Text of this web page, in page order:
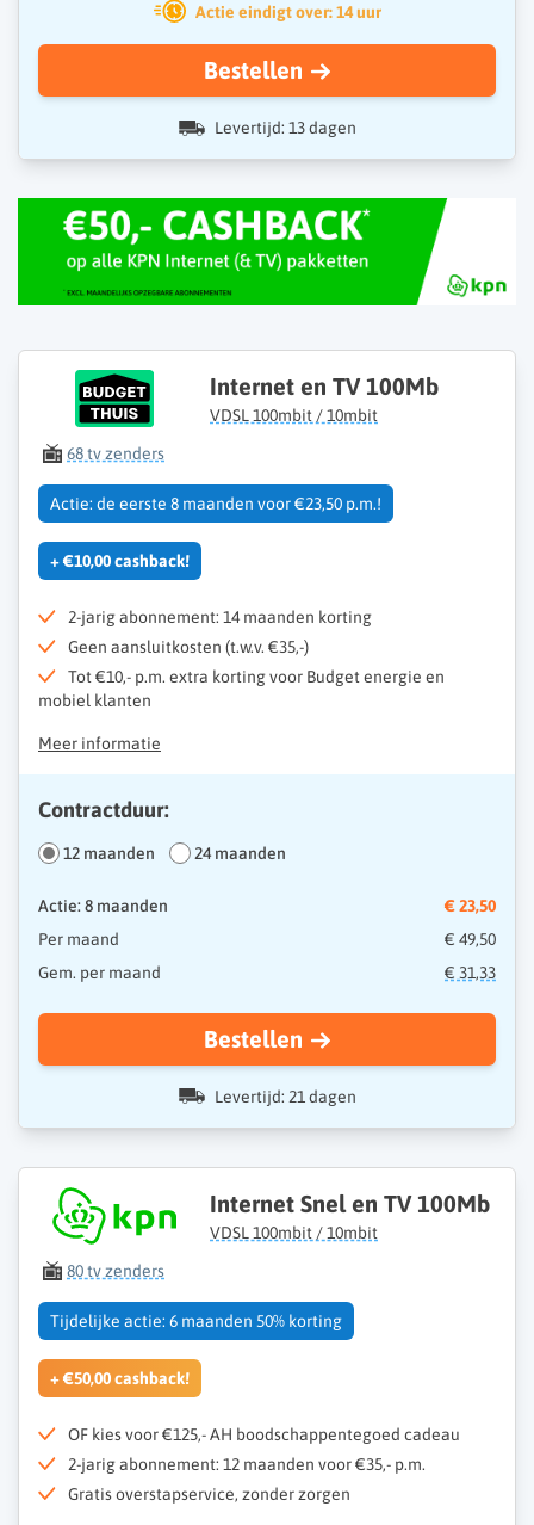
Actie eindigt over: 14 uur
Bestellen
Levertijd: 13 dagen
Internet en TV 100Mb
VDSL 100mbit / 10mbit
68 tv zenders
Actie: de eerste 8 maanden voor €23,50 p.m.!
+ €10,00 cashback!
2-jarig abonnement: 14 maanden korting
Geen aansluitkosten (t.w.v. €35,-)
Tot €10,- p.m. extra korting voor Budget energie en
mobiel klanten
Meer informatie
Contractduur:
12 maanden 24 maanden
Actie: 8 maanden
€ 23,50
Per maand
€ 49,50
Gem. per maand
€ 31,33
Bestellen
Levertijd: 21 dagen
Internet Snel en TV 100Mb
VDSL 100mbit / 10mbit
80 tv zenders
Tijdelijke actie: 6 maanden 50% korting
+ €50,00 cashback!
OF kies voor €125,- AH boodschappentegoed cadeau
2-jarig abonnement: 12 maanden voor €35,- p.m.
Gratis overstapservice, zonder zorgen